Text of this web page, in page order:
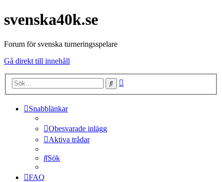
svenska40k.se
Forum för svenska turneringsspelare
Gå direkt till innehåll
Sök
Snabblänkar
Obesvarade inlägg
Aktiva trådar
Sök
FAQ